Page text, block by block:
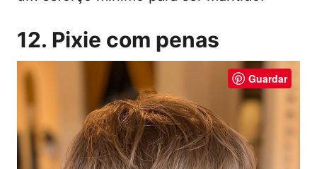
12. Pixie com penas
Guardar